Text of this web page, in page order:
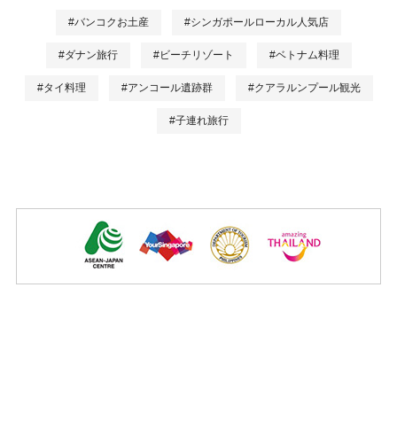
#バンコクお土産 #シンガポールローカル人気店
#ダナン旅行 #ビーチリゾート #ベトナム料理
#タイ料理 #アンコール遺跡群 #クアラルンプール観光
#子連れ旅行